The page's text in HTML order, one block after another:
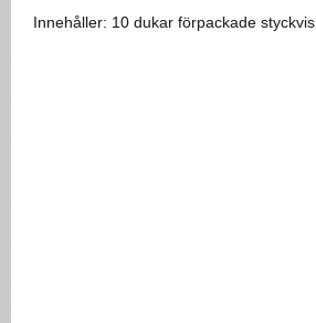
Innehåller: 10 dukar förpackade styckvis